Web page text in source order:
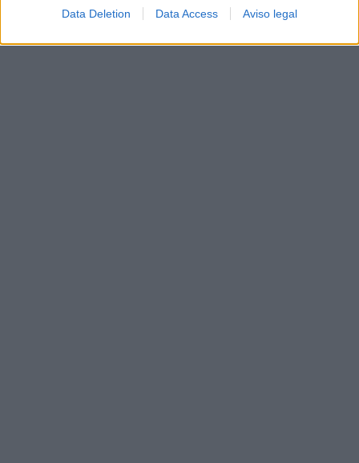
Data Deletion Data Access Aviso legal